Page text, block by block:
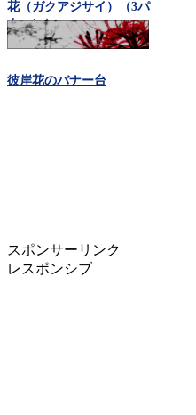
花（ガクアジサイ）（3パ
ターン）
彼岸花のバナー台
スポンサーリンク
レスポンシブ